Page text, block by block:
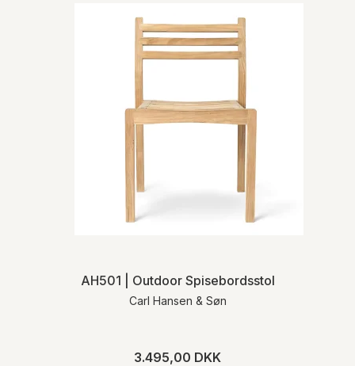
AH501 | Outdoor Spisebordsstol
Carl Hansen & Søn
3.495,00 DKK